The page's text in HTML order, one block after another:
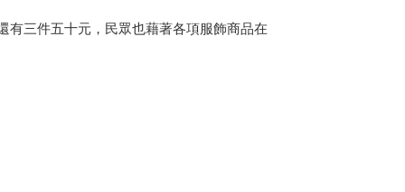
三件五十元，民眾也藉著各項服飾商品在